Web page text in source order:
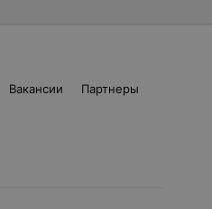
Вакансии
Партнеры